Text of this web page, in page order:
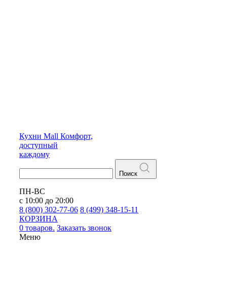
Кухни Mall Комфорт,
доступный
каждому
Поиск
ПН-ВС
с 10:00 до 20:00
8 (800) 302-77-06 8 (499) 348-15-11
КОРЗИНА
0 товаров. Заказать звонок
Меню